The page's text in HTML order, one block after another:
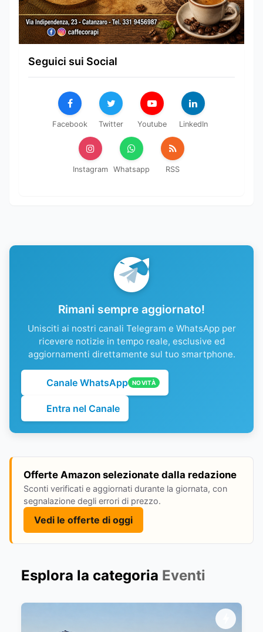
Seguici sui Social
Facebook Twitter Youtube LinkedIn
Instagram Whatsapp RSS
Rimani sempre aggiornato!
Unisciti ai nostri canali Telegram e WhatsApp per
ricevere notizie in tempo reale, esclusive ed
aggiornamenti direttamente sul tuo smartphone.
Canale WhatsApp NOVITÀ
Entra nel Canale
Offerte Amazon selezionate dalla redazione
Sconti verificati e aggiornati durante la giornata, con
segnalazione degli errori di prezzo.
Vedi le offerte di oggi
Esplora la categoria Eventi